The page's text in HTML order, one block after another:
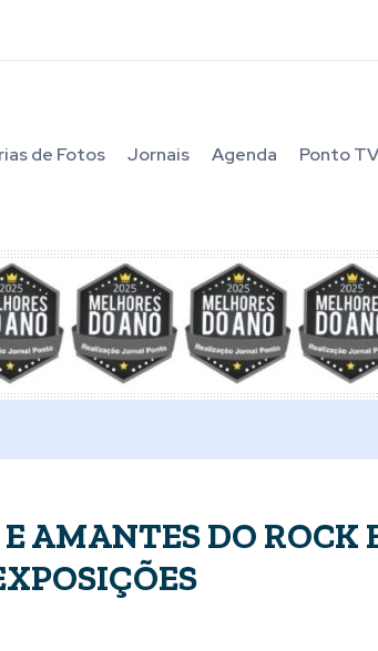
de Fotos Jornais Agenda Ponto TV
AMANTES DO ROCK